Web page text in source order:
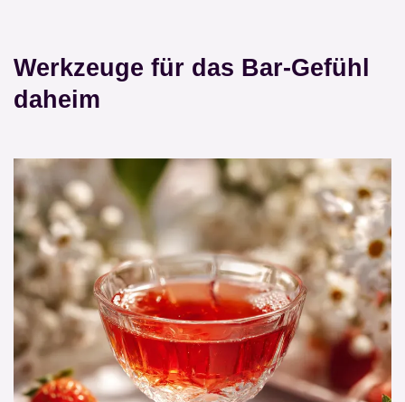
Werkzeuge für das Bar-Gefühl
daheim